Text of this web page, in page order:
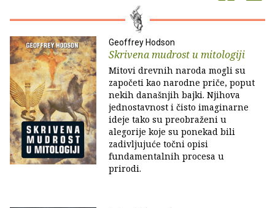
Geoffrey Hodson
Skrivena mudrost u mitologiji
Mitovi drevnih naroda mogli su
započeti kao narodne priče, poput
nekih današnjih bajki. Njihova
jednostavnost i čisto imaginarne
ideje tako su preobraženi u
alegorije koje su ponekad bili
zadivljujuće točni opisi
fundamentalnih procesa u
prirodi.